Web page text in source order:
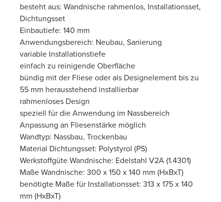
besteht aus: Wandnische rahmenlos, Installationsset,
Dichtungsset
Einbautiefe: 140 mm
Anwendungsbereich: Neubau, Sanierung
variable Installationstiefe
einfach zu reinigende Oberfläche
bündig mit der Fliese oder als Designelement bis zu
55 mm herausstehend installierbar
rahmenloses Design
speziell für die Anwendung im Nassbereich
Anpassung an Fliesenstärke möglich
Wandtyp: Nassbau, Trockenbau
Material Dichtungsset: Polystyrol (PS)
Werkstoffgüte Wandnische: Edelstahl V2A (1.4301)
Maße Wandnische: 300 x 150 x 140 mm (HxBxT)
benötigte Maße für Installationsset: 313 x 175 x 140
mm (HxBxT)